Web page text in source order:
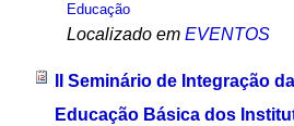
Educação
Localizado em EVENTOS
II Seminário de Integração
Educação Básica dos